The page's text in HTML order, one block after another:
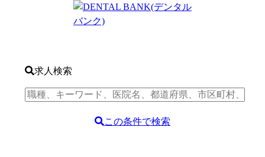
求人検索
この条件で検索